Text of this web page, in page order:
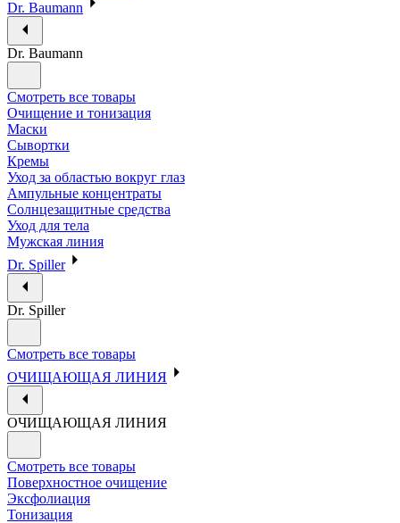
Dr. Baumann
Dr. Baumann
Смотреть все товары
Очищение и тонизация
Маски
Сывортки
Кремы
Уход за областью вокруг глаз
Ампульные концентраты
Солнцезащитные средства
Уход для тела
Мужская линия
Dr. Spiller
Dr. Spiller
Смотреть все товары
ОЧИЩАЮЩАЯ ЛИНИЯ
ОЧИЩАЮЩАЯ ЛИНИЯ
Смотреть все товары
Поверхностное очищение
Эксфолиация
Тонизация